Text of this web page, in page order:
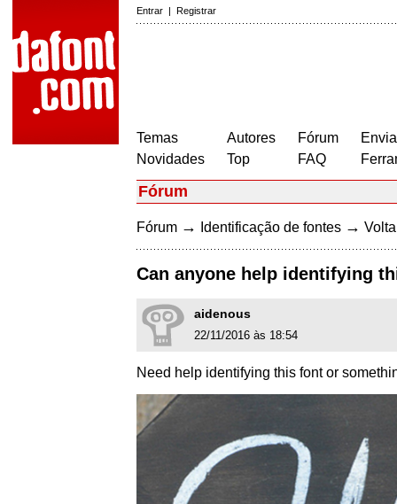
Entrar | Registrar
Temas
Novidades
Autores
Top
Fórum
FAQ
Fórum
Fórum → Identificação de fontes →
Can anyone help identifying
aidenous
22/11/2016 às 18:54
Need help identifying this font or